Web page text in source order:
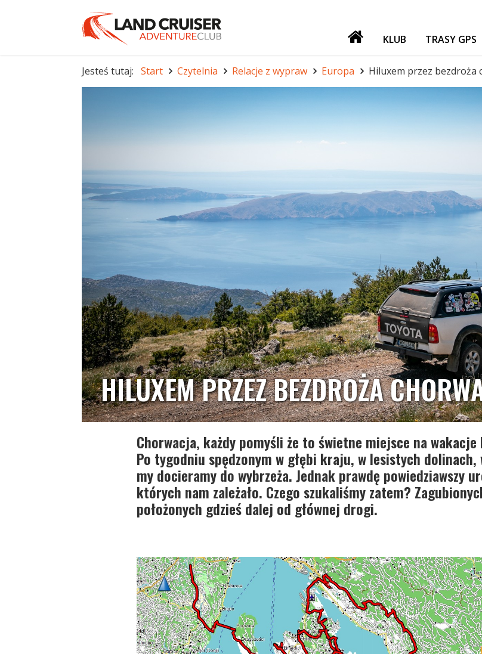
KLUB
NASZE IMPREZY
TRASY GPS
Jesteś tutaj: Start Czytelnia Relacje z wypraw Europa Hiluxem przez bezdroża
HILUXEM PRZEZ BEZDROŻA
Chorwacja, każdy pomyśli że to świetne miejsce na
Po tygodniu spędzonym w głębi kraju, w lesistych
my docieramy do wybrzeża. Jednak prawdę powiedziawszy
których nam zależało. Czego szukaliśmy zatem?
położonych gdzieś dalej od głównej drogi.